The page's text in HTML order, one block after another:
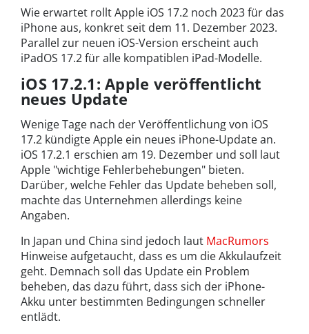
Wie erwartet rollt Apple iOS 17.2 noch 2023 für das
iPhone aus, konkret seit dem 11. Dezember 2023.
Parallel zur neuen iOS-Version erscheint auch
iPadOS 17.2 für alle kompatiblen iPad-Modelle.
iOS 17.2.1: Apple veröffentlicht
neues Update
Wenige Tage nach der Veröffentlichung von iOS
17.2 kündigte Apple ein neues iPhone-Update an.
iOS 17.2.1 erschien am 19. Dezember und soll laut
Apple "wichtige Fehlerbehebungen" bieten.
Darüber, welche Fehler das Update beheben soll,
machte das Unternehmen allerdings keine
Angaben.
In Japan und China sind jedoch laut MacRumors
Hinweise aufgetaucht, dass es um die Akkulaufzeit
geht. Demnach soll das Update ein Problem
beheben, das dazu führt, dass sich der iPhone-
Akku unter bestimmten Bedingungen schneller
entlädt.